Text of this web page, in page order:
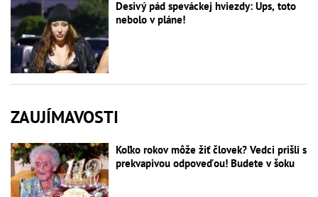
Desivý pád speváckej hviezdy: Ups, toto
nebolo v pláne!
ZAUJÍMAVOSTI
Koľko rokov môže žiť človek? Vedci prišli s
prekvapivou odpoveďou! Budete v šoku